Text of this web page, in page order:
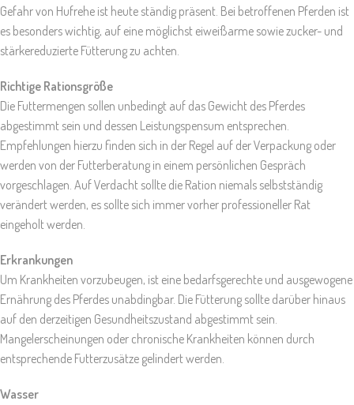
Gefahr von Hufrehe ist heute ständig präsent. Bei betroffenen Pferden ist
es besonders wichtig, auf eine möglichst eiweißarme sowie zucker- und
stärkereduzierte Fütterung zu achten.
Richtige Rationsgröße
Die Futtermengen sollen unbedingt auf das Gewicht des Pferdes
abgestimmt sein und dessen Leistungspensum entsprechen.
Empfehlungen hierzu finden sich in der Regel auf der Verpackung oder
werden von der Futterberatung in einem persönlichen Gespräch
vorgeschlagen. Auf Verdacht sollte die Ration niemals selbstständig
verändert werden, es sollte sich immer vorher professioneller Rat
eingeholt werden.
Erkrankungen
Um Krankheiten vorzubeugen, ist eine bedarfsgerechte und ausgewogene
Ernährung des Pferdes unabdingbar. Die Fütterung sollte darüber hinaus
auf den derzeitigen Gesundheitszustand abgestimmt sein.
Mangelerscheinungen oder chronische Krankheiten können durch
entsprechende Futterzusätze gelindert werden.
Wasser